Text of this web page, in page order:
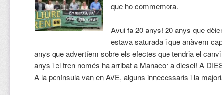
que ho commemora.
Avui fa 20 anys! 20 anys que
estava saturada i que anàvem
anys que advertíem sobre els efectes que tendria el
anys i el tren només ha arribat a Manacor a diesel! A
A la península van en AVE, alguns innecessaris i la